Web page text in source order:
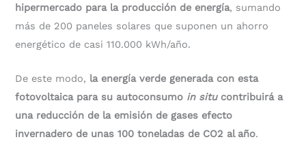
hipermercado para la producción de energía, sumando
más de 200 paneles solares que suponen un ahorro
energético de casi 110.000 kWh/año.
De este modo, la energía verde generada con esta
fotovoltaica para su autoconsumo in situcontribuirá a
una reducción de la emisión de gases efecto
invernadero de unas 100 toneladas de CO2 al año.